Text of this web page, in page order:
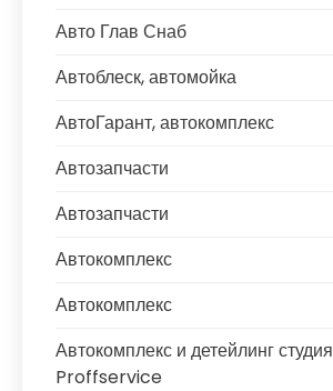
Авто Глав Снаб
Автоблеск, автомойка
АвтоГарант, автокомплекс
Автозапчасти
Автозапчасти
Автокомплекс
Автокомплекс
Автокомплекс и детейлинг студия
Proffservice